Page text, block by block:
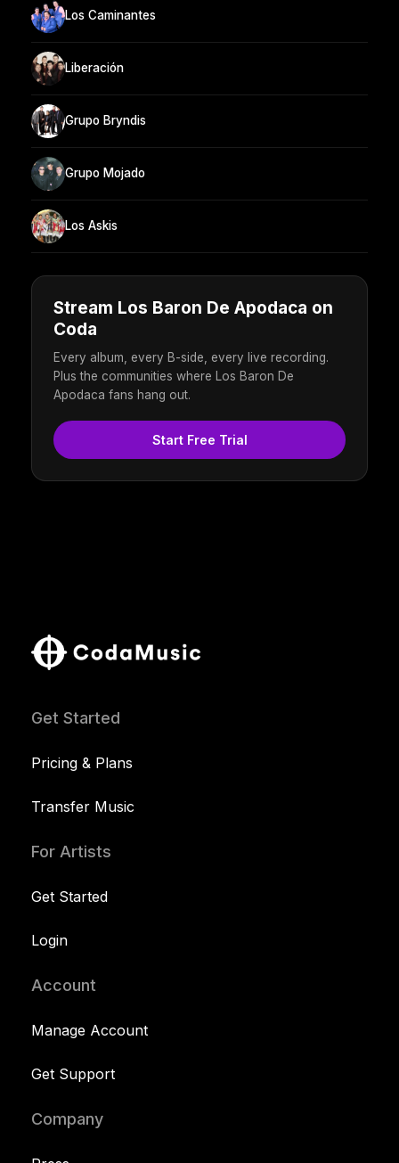
Los Caminantes
Liberación
Grupo Bryndis
Grupo Mojado
Los Askis
Stream Los Baron De Apodaca on
Coda
Every album, every B-side, every live recording.
Plus the communities where Los Baron De
Apodaca fans hang out.
Start Free Trial
Get Started
Pricing & Plans
Transfer Music
For Artists
Get Started
Login
Account
Manage Account
Get Support
Company